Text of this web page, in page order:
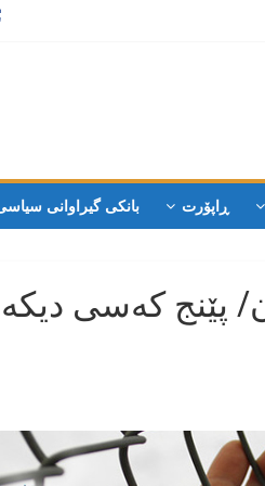
ڕاپۆرت بانکی گیراوانی
پێنج کەسی دیکە